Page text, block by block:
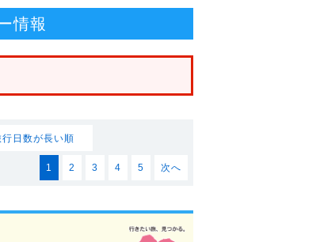
情報
行日数が長い順
1 2 3 4 5 次へ